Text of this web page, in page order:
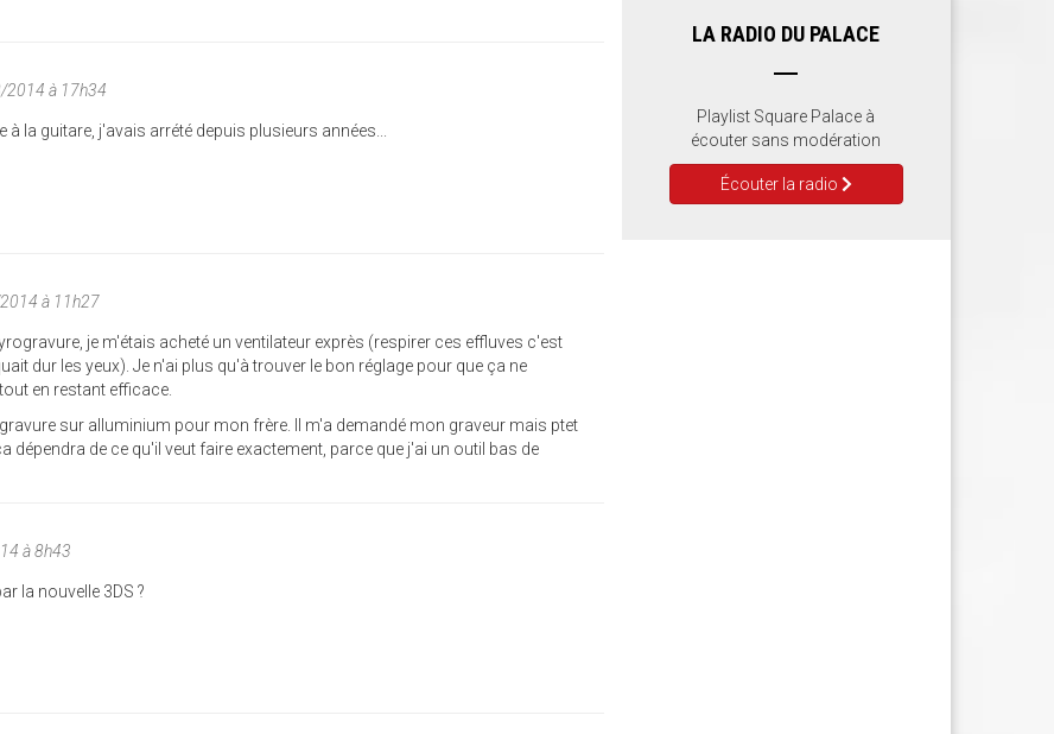
2014 à 17h34
à la guitare, j'avais arrété depuis plusieurs années...
à 11h27
je m'étais acheté un ventilateur exprès (respirer ces effluves c'est
dur les yeux). Je n'ai plus qu'à trouver le bon réglage pour que ça ne
en restant efficace.
sur alluminium pour mon frère. Il m'a demandé mon graveur mais ptet
dépendra de ce qu'il veut faire exactement, parce que j'ai un outil bas de
à 8h43
la nouvelle 3DS ?
LA RADIO DU PALACE
Playlist Square Palace à
écouter sans modération
Écouter la radio